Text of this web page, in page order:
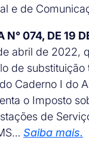
e de
074, DE 19
abril de 2022,
de
Caderno I do
o Imposto
de
Saiba mais.